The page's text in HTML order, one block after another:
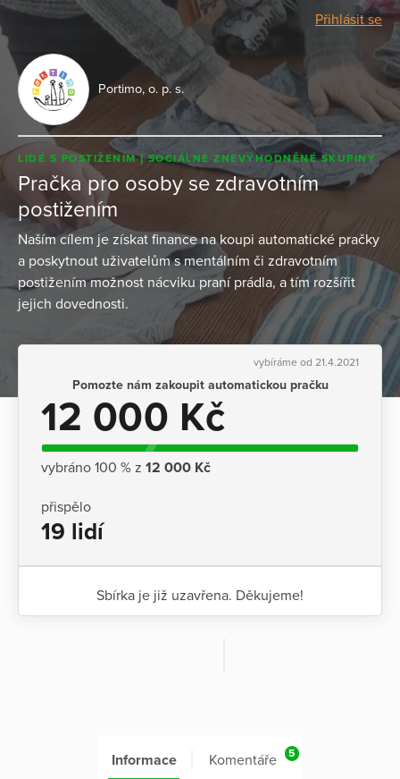
Přihlásit se
Portimo, o. p. s.
LIDÉ S POSTIŽENÍM SOCIÁLNĚ ZNEVÝHODNĚNÉ SKUPINY
Pračka pro osoby se zdravotním
postižením
Naším cílem je získat finance na koupi automatické pračky
a poskytnout uživatelům s mentálním či zdravotním
postižením možnost nácviku praní prádla, a tím rozšířit
jejich dovednosti.
vybíráme od 21.4.2021
Pomozte nám zakoupit automatickou pračku
12 000 Kč
vybráno 100 % z 12 000 Kč
přispělo
19 lidí
Sbírka je již uzavřena. Děkujeme!
Informace Komentáře 5